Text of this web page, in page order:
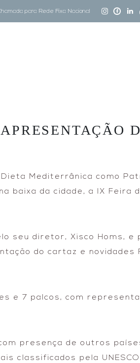
para Rede Fixa Nacional
Mediterrânica como
baixa da cidade, a IX Feira
seu diretor, Xisco Homs,
do cartaz e novidades
e 7 palcos, com
presença de outros
classificados pela